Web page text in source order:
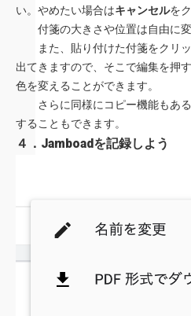
い。やめたい場合はキャンセルを
付箋の大きさや位置は自由に変
また、貼り付けた付箋をクリッ
出てきますので、そこで編集を押
色を変えることができます。
さらに同様にコピー機能もある
することもできます。
４．Jamboadを記録しよう